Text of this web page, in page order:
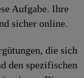
Aufgabe. Ihre
sicher online.
die sich
den spezifischen